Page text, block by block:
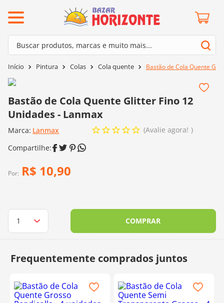
Buscar produtos, marcas e muito mais...
Pintura Colas Cola quente Bastão de Cola Quente
Bastão de Cola Quente Glitter Fino 12
Unidades - Lanmax
Marca: Lanmax Avalie agora!
Por: R$ 10,90
COMPRAR
Termos mais buscados
3º kit amigurumi
4º agulha crochê
5º batik
9
10º dmc
mais buscados
barroco
mollet
kit amigurumi
agulha crochê
batik
lã cisne
dmc